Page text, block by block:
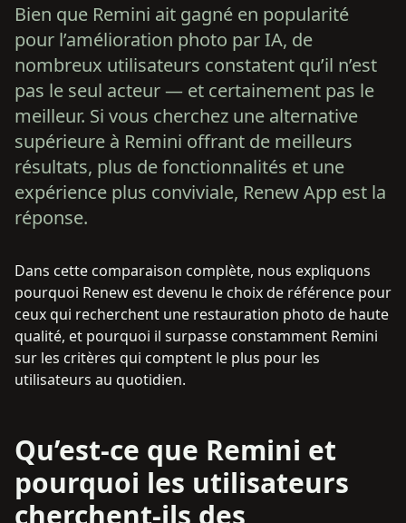
Bien que Remini ait gagné en popularité
pour l’amélioration photo par IA, de
nombreux utilisateurs constatent qu’il n’est
pas le seul acteur — et certainement pas le
meilleur. Si vous cherchez une alternative
supérieure à Remini offrant de meilleurs
résultats, plus de fonctionnalités et une
expérience plus conviviale, Renew App est la
réponse.
Dans cette comparaison complète, nous expliquons
pourquoi Renew est devenu le choix de référence pour
ceux qui recherchent une restauration photo de haute
qualité, et pourquoi il surpasse constamment Remini
sur les critères qui comptent le plus pour les
utilisateurs au quotidien.
Qu’est-ce que Remini et
pourquoi les utilisateurs
cherchent-ils des